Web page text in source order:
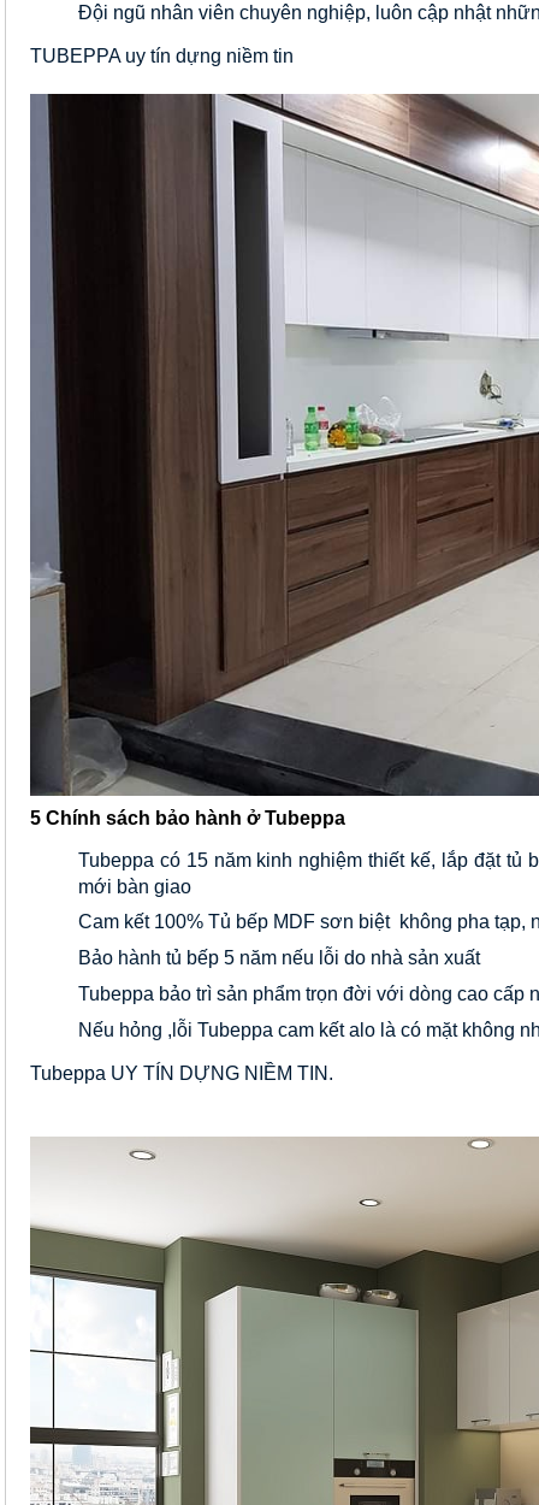
Đội ngũ nhân viên chuyên nghiệp, luôn cập nhật
TUBEPPA uy tín dựng niềm tin
5 Chính sách bảo hành ở Tubeppa
Tubeppa có 15 năm kinh nghiệm thiết kế, lắp đặt tủ
mới bàn giao
Cam kết 100% Tủ bếp MDF sơn biệt  không pha tạp,
Bảo hành tủ bếp 5 năm nếu lỗi do nhà sản xuất
Tubeppa bảo trì sản phẩm trọn đời với dòng cao cấp
Nếu hỏng ,lỗi Tubeppa cam kết alo là có mặt không
Tubeppa UY TÍN DỰNG NIỀM TIN.